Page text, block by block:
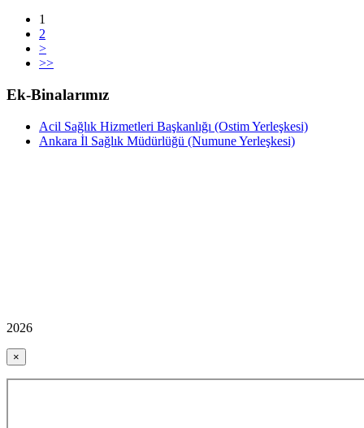
1
2
>
>>
Ek-Binalarımız
Acil Sağlık Hizmetleri Başkanlığı (Ostim Yerleşkesi)
Ankara İl Sağlık Müdürlüğü (Numune Yerleşkesi)
2026
×